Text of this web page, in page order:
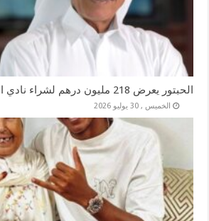
الحبتور يعرض 218 مليون درهم لشراء نادي الزمالك
الخميس , 30 يوليو 2026